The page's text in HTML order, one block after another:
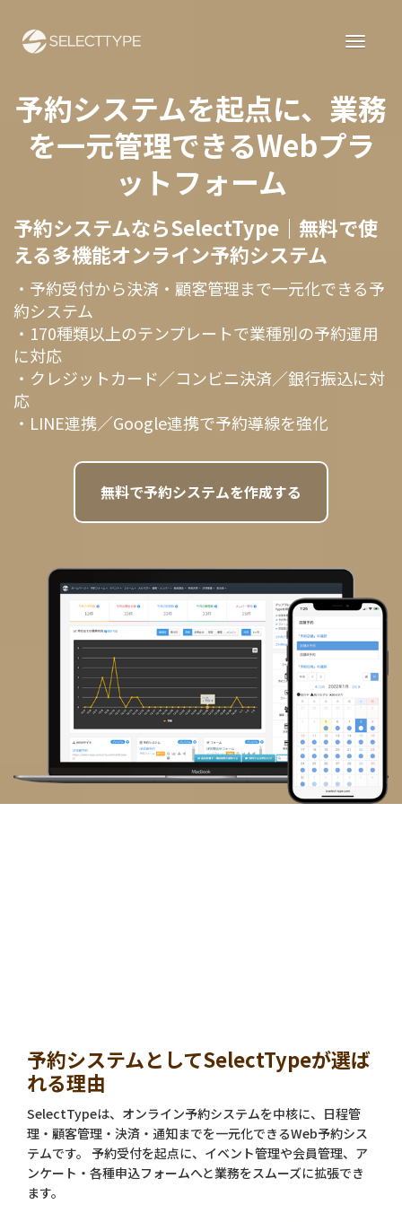
予約システムを起点に、業務
を一元管理できるWebプラ
ットフォーム
予約システムならSelectType｜無料で使
える多機能オンライン予約システム
・予約受付から決済・顧客管理まで一元化できる予
約システム
・170種類以上のテンプレートで業種別の予約運用
に対応
・クレジットカード／コンビニ決済／銀行振込に対
応
・LINE連携／Google連携で予約導線を強化
無料で予約システムを作成する
予約システムとしてSelectTypeが選ば
れる理由
SelectTypeは、オンライン予約システムを中核に、日程管
理・顧客管理・決済・通知までを一元化できるWeb予約シス
テムです。 予約受付を起点に、イベント管理や会員管理、ア
ンケート・各種申込フォームへと業務をスムーズに拡張でき
ます。